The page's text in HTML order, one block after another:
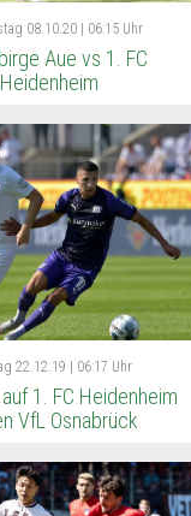
08.10.20 | 06:15 Uhr
Aue vs 1. FC
Heidenheim
22.12.19 | 06:17 Uhr
1. FC Heidenheim
VfL Osnabrück